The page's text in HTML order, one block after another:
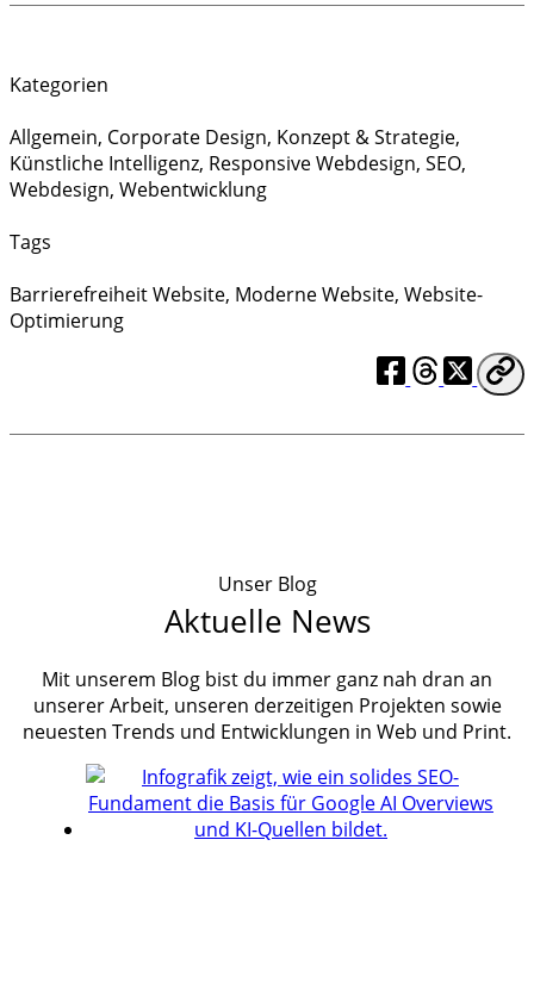
Kategorien
Allgemein, Corporate Design, Konzept & Strategie,
Künstliche Intelligenz, Responsive Webdesign, SEO,
Webdesign, Webentwicklung
Tags
Barrierefreiheit Website, Moderne Website, Website-
Optimierung
Unser Blog
Aktuelle News
Mit unserem Blog bist du immer ganz nah dran an
unserer Arbeit, unseren derzeitigen Projekten sowie
neuesten Trends und Entwicklungen in Web und Print.